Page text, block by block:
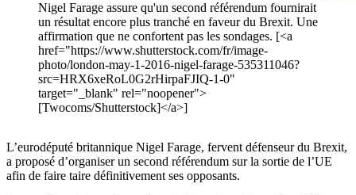
Nigel Farage assure qu'un second référendum fournirait
un résultat encore plus tranché en faveur du Brexit. Une
affirmation que ne confortent pas les sondages. [<a
href="https://www.shutterstock.com/fr/image-
photo/london-may-1-2016-nigel-farage-535311046?
src=HRX6xeRoL0G2rHirpaFJIQ-1-0"
target="_blank" rel="noopener">
[Twocoms/Shutterstock]</a>]
L’eurodéputé britannique Nigel Farage, fervent défenseur du Brexit,
a proposé d’organiser un second référendum sur la sortie de l’UE
afin de faire taire définitivement ses opposants.